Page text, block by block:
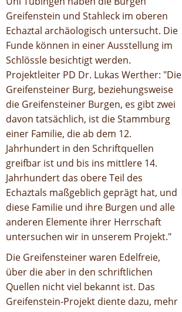
Greifenstein und Stahleck im oberen
Echaztal archäologisch untersucht. Die
Funde können in einer Ausstellung im
Schlössle besichtigt werden.
Projektleiter PD Dr. Lukas Werther: "Die
Greifensteiner Burg, beziehungsweise
die Greifensteiner Burgen, es gibt zwei
davon tatsächlich, ist die Stammburg
einer Familie, die ab dem 12.
Jahrhundert in den Schriftquellen
greifbar ist und bis ins mittlere 14.
Jahrhundert das obere Teil des
Echaztals maßgeblich geprägt hat, und
diese Familie und ihre Burgen und alle
anderen Elemente ihrer Herrschaft
untersuchen wir in unserem Projekt."
Die Greifensteiner waren Edelfreie,
über die aber in den schriftlichen
Quellen nicht viel bekannt ist. Das
Greifenstein-Projekt diente dazu, mehr